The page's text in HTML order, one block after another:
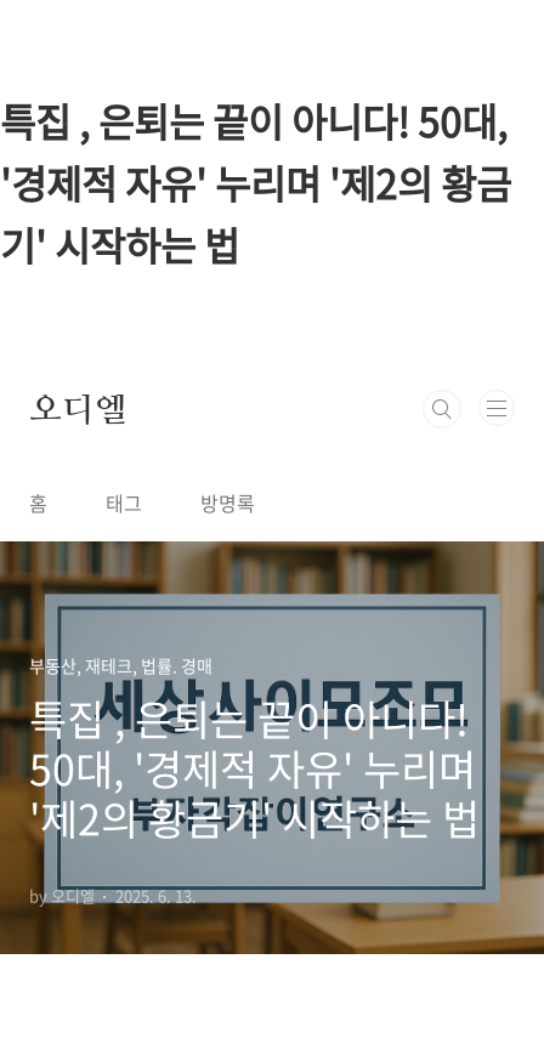
특집 , 은퇴는 끝이 아니다! 50대,
'경제적 자유' 누리며 '제2의 황금
기' 시작하는 법
오디엘
홈 태그 방명록
부동산, 재테크, 법률. 경매
특집 , 은퇴는 끝이 아니다!
50대, '경제적 자유' 누리며
'제2의 황금기' 시작하는 법
by 오디엘 2025. 6. 13.